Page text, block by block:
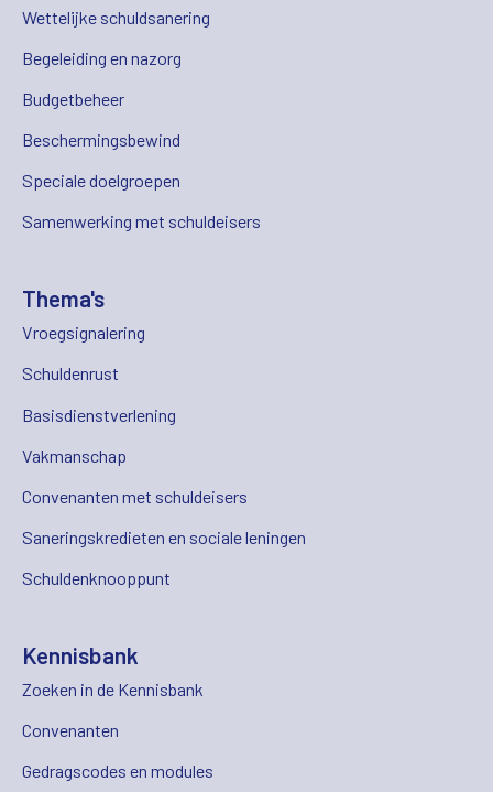
Wettelijke schuldsanering
Begeleiding en nazorg
Budgetbeheer
Beschermingsbewind
Speciale doelgroepen
Samenwerking met schuldeisers
Thema's
Vroegsignalering
Schuldenrust
Basisdienstverlening
Vakmanschap
Convenanten met schuldeisers
Saneringskredieten en sociale leningen
Schuldenknooppunt
Kennisbank
Zoeken in de Kennisbank
Convenanten
Gedragscodes en modules